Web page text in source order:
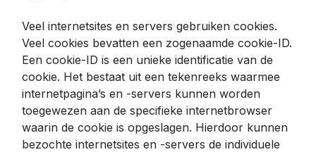
Veel internetsites en servers gebruiken cookies.
Veel cookies bevatten een zogenaamde cookie-ID.
Een cookie-ID is een unieke identificatie van de
cookie. Het bestaat uit een tekenreeks waarmee
internetpagina’s en -servers kunnen worden
toegewezen aan de specifieke internetbrowser
waarin de cookie is opgeslagen. Hierdoor kunnen
bezochte internetsites en -servers de individuele